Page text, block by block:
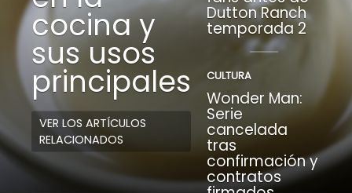
cocina y
sus usos
principales
VER LOS ARTÍCULOS
RELACIONADOS
Dutton Ranch
temporada 2
CULTURA
Wonder Man:
Serie
cancelada
tras
confirmación y
contratos